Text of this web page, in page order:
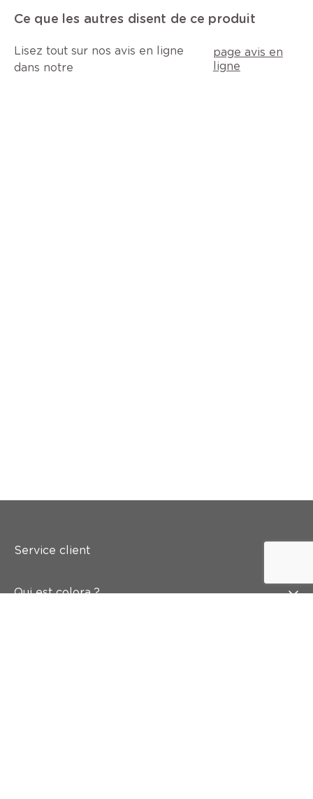
Ce que les autres disent de ce produit
Lisez tout sur nos avis en ligne
dans notre
page avis en
ligne
Service client
Qui est colora ?